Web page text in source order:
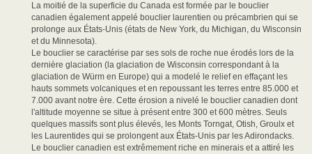
La moitié de la superficie du Canada est formée par le bouclier
canadien également appelé bouclier laurentien ou précambrien qui se
prolonge aux États-Unis (états de New York, du Michigan, du Wisconsin
et du Minnesota).
Le bouclier se caractérise par ses sols de roche nue érodés lors de la
dernière glaciation (la glaciation de Wisconsin correspondant à la
glaciation de Würm en Europe) qui a modelé le relief en effaçant les
hauts sommets volcaniques et en repoussant les terres entre 85.000 et
7.000 avant notre ère. Cette érosion a nivelé le bouclier canadien dont
l'altitude moyenne se situe à présent entre 300 et 600 mètres. Seuls
quelques massifs sont plus élevés, les Monts Torngat, Otish, Groulx et
les Laurentides qui se prolongent aux États-Unis par les Adirondacks.
Le bouclier canadien est extrêmement riche en minerais et a attiré les